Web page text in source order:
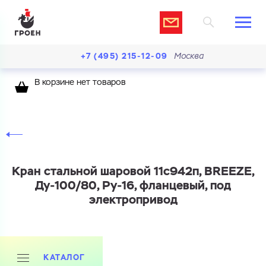
+7 (495) 215-12-09 Москва
В корзине нет товаров
Кран стальной шаровой 11с942п, BREEZE,
Ду-100/80, Ру-16, фланцевый, под
электропривод
КАТАЛОГ